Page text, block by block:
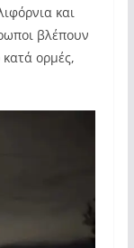
και
βλέπουν
ορμές,